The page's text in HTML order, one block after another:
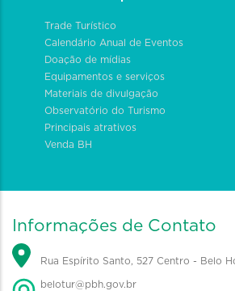
Trade Turístico
Calendário Anual de Eventos
Doação de mídias
Equipamentos e serviços
Materiais de divulgação
Observatório do Turismo
Principais atrativos
Venda BH
Informações de Contato
Rua Espírito Santo, 527 Centro - Belo
belotur@pbh.gov.br